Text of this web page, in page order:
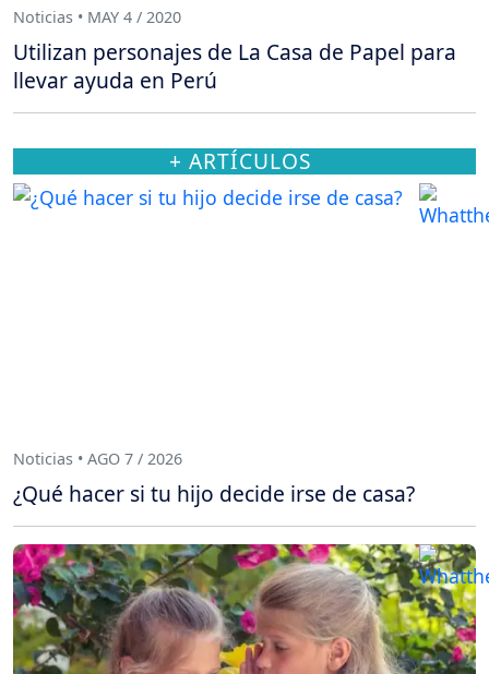
Noticias • MAY 4 / 2020
Utilizan personajes de La Casa de Papel para
llevar ayuda en Perú
+ ARTÍCULOS
Noticias • AGO 7 / 2026
¿Qué hacer si tu hijo decide irse de casa?